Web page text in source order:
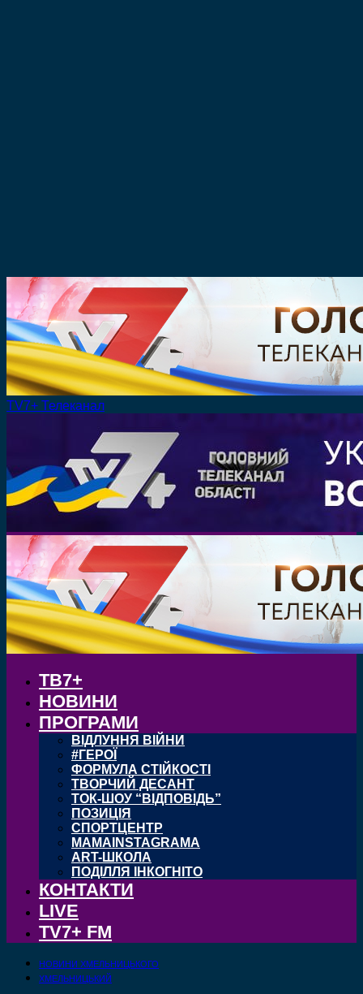
TV7+ Телеканал
ТВ7+
НОВИНИ
ПРОГРАМИ
ВІДЛУННЯ ВІЙНИ
#ГЕРОЇ
ФОРМУЛА СТІЙКОСТІ
ТВОРЧИЙ ДЕСАНТ
ТОК-ШОУ “ВІДПОВІДЬ”
ПОЗИЦІЯ
СПОРТЦЕНТР
MAMAINSTAGRAMA
ART-ШКОЛА
ПОДІЛЛЯ ІНКОГНІТО
КОНТАКТИ
LIVE
TV7+ FM
НОВИНИ ХМЕЛЬНИЦЬКОГО
ХМЕЛЬНИЦЬКИЙ